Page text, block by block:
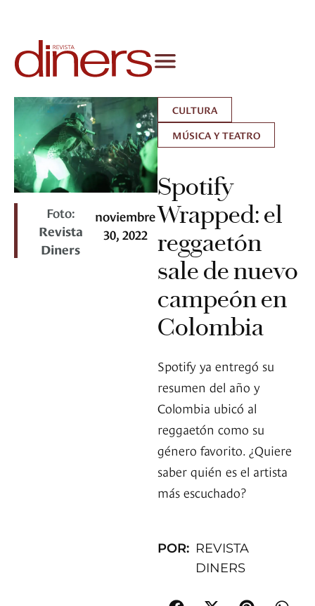
Foto:
Revista
Diners
noviembre
30, 2022
CULTURA
MÚSICA Y TEATRO
Spotify
Wrapped: el
reggaetón
sale de nuevo
campeón en
Colombia
Spotify ya entregó su
resumen del año y
Colombia ubicó al
reggaetón como su
género favorito. ¿Quiere
saber quién es el artista
más escuchado?
POR: REVISTA
DINERS